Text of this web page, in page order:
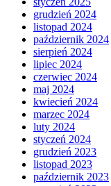
grudzień 2024
listopad 2024
październik 2024
sierpień 2024
lipiec 2024
czerwiec 2024
maj 2024
kwiecień 2024
marzec 2024
luty 2024
styczeń 2024
grudzień 2023
listopad 2023
październik 2023